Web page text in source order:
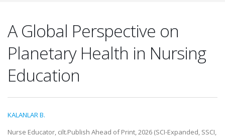
A Global Perspective on
Planetary Health in Nursing
Education
KALANLAR B.
Nurse Educator, cilt.Publish Ahead of Print, 2026 (SCI-Expanded, SSCI,